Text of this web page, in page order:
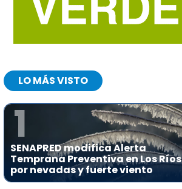
LO MÁS VISTO
1
SENAPRED modifica Alerta
Temprana Preventiva en Los Ríos
por nevadas y fuerte viento